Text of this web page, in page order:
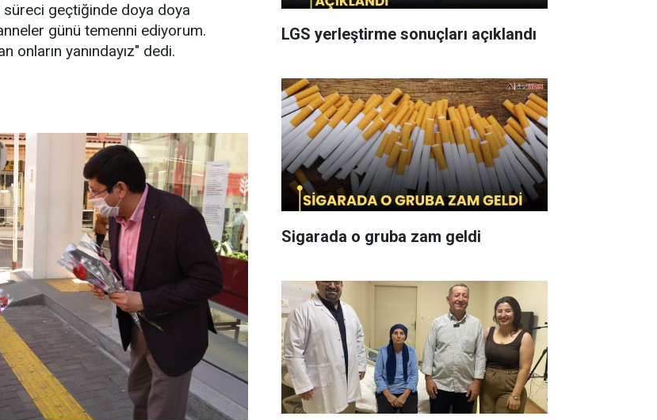
geçtiğinde doya doya
günü temenni ediyorum.
onların yanındayız" dedi.
LGS yerleştirme sonuçları açıklandı
Sigarada o gruba zam geldi